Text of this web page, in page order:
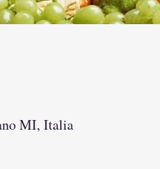
MI, Italia